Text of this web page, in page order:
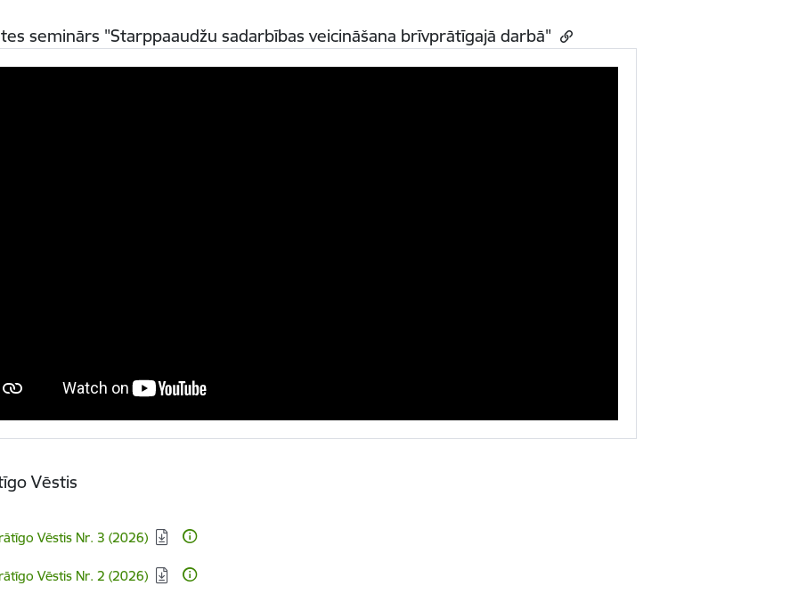
seminārs "Starppaaudžu sadarbības veicināšana brīvprātīgajā darbā"
Vēstis
Vēstis Nr. 3 (2026)
Vēstis Nr. 2 (2026)